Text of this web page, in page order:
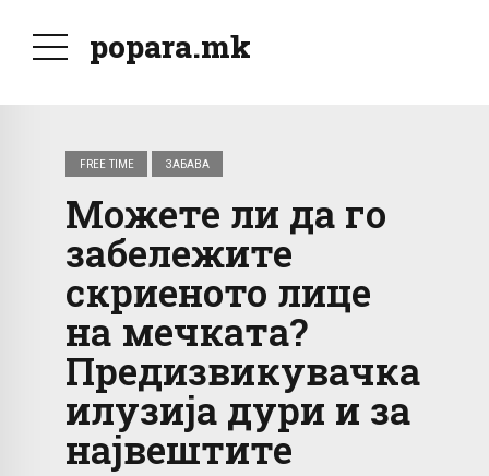
popara.mk
FREE TIME ЗАБАВА
Можете ли да го
забележите
скриеното лице
на мечката?
Предизвикувачка
илузија дури и за
највештите